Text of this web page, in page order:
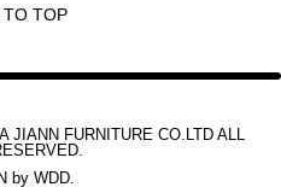
TO TOP
JIANN FURNITURE CO.LTD ALL
by WDD.